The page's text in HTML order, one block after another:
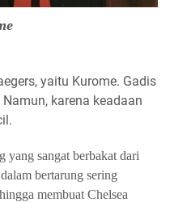
yaitu Kurome. Gadis
karena keadaan
yang sangat berbakat dari
bertarung sering
membuat Chelsea